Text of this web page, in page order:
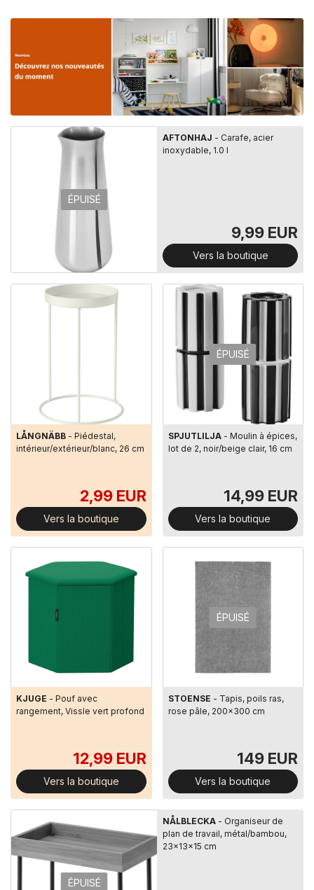
ÉPUISÉ
AFTONHAJ - Carafe, acier
inoxydable, 1.0 l
9,99 EUR
Vers la boutique
LÅNGNÄBB - Piédestal,
intérieur/extérieur/blanc, 26 cm
2,99 EUR
Vers la boutique
ÉPUISÉ
SPJUTLILJA- Moulin à épices,
lot de 2, noir/beige clair, 16 cm
14,99 EUR
Vers la boutique
KJUGE - Pouf avec
rangement, Vissle vert profond
12,99 EUR
Vers la boutique
ÉPUISÉ
STOENSE - Tapis, poils ras,
rose pâle, 200x300 cm
149 EUR
Vers la boutique
ÉPUISÉ
NÅLBLECKA - Organiseur de
plan de travail, métal/bambou,
23x13x15 cm